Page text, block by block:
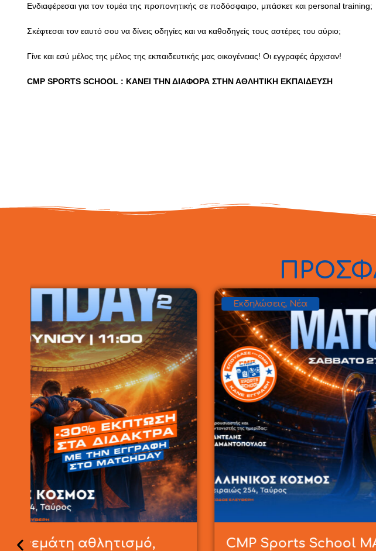
Ενδιαφέρεσαι για τον τομέα της προπονητικής σε ποδόσφαιρο, μπάσκετ και personal training;
Σκέφτεσαι τον εαυτό σου να δίνεις οδηγίες και να καθοδηγείς τους αστέρες του αύριο;
Γίνε και εσύ μέλος της μέλος της εκπαιδευτικής μας οικογένειας! Οι εγγραφές άρχισαν!
CMP SPORTS SCHOOL : ΚΑΝΕΙ ΤΗΝ ΔΙΑΦΟΡΑ ΣΤΗΝ ΑΘΛΗΤΙΚΗ ΕΚΠΑΙΔΕΥΣΗ
Εκδηλώσεις Νέα
CMP Sports School MATCHDAY 2 – 2026